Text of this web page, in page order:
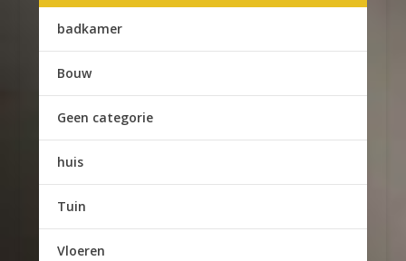
badkamer
Bouw
Geen categorie
huis
Tuin
Vloeren